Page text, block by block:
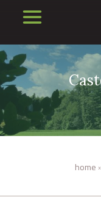
home